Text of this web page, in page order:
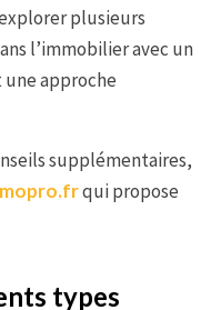
plusieurs
l’immobilier avec un
approche
supplémentaires,
qui propose
types